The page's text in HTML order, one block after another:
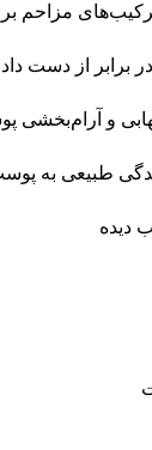
مزاحم
برابر از دست
و آرام‌بخشی
طبیعی به
دیده